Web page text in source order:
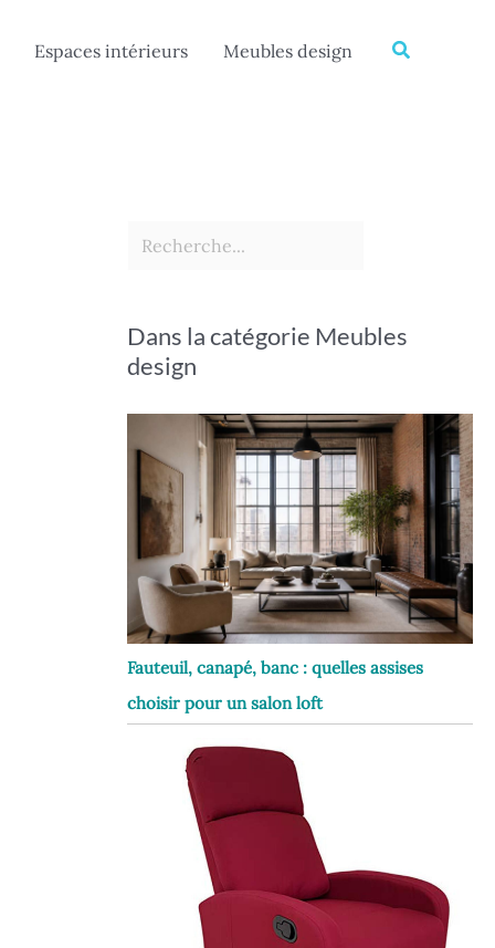
Espaces intérieurs Meubles design
Dans la catégorie Meubles
design
Fauteuil, canapé, banc : quelles assises
choisir pour un salon loft